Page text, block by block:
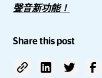
聲音新功能！
Share this post